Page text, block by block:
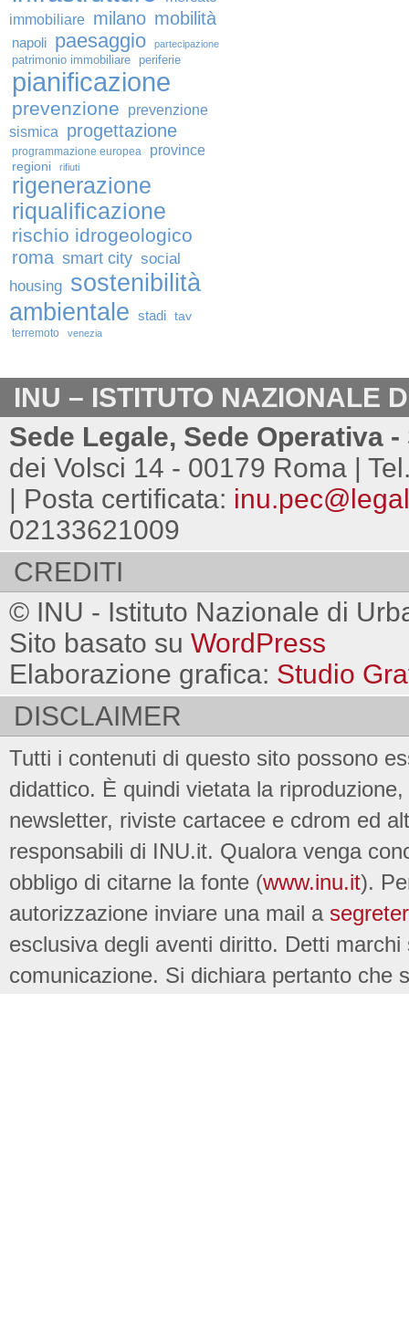
immobiliare milano mobilità
napoli paesaggio partecipazione
patrimonio immobiliare periferie
pianificazione
prevenzione
prevenzione
sismica
progettazione
programmazione europea province
regioni rifiuti
rigenerazione
riqualificazione
rischio idrogeologico
roma smart city social
housing sostenibilità
ambientale stadi tav
terremoto venezia
INU – ISTITUTO NAZIONALE
Sede Legale, Sede Operativa
dei Volsci 14 - 00179 Roma |
| Posta certificata:
02133621009
CREDITI
© INU - Istituto Nazionale di
Sito basato su WordPress
Elaborazione grafica: Studio
DISCLAIMER
Tutti i contenuti di questo sito possono
didattico. È quindi vietata la
newsletter, riviste cartacee e cdrom ed
responsabili di INU.it. Qualora venga
obbligo di citarne la fonte (www.inu.it).
autorizzazione inviare una mail a
esclusiva degli aventi diritto. Detti
comunicazione. Si dichiara pertanto che